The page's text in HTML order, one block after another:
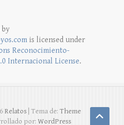
by
is licensed under
Reconocimiento-
Internacional License.
Relatos| Tema de: Theme
por: WordPress